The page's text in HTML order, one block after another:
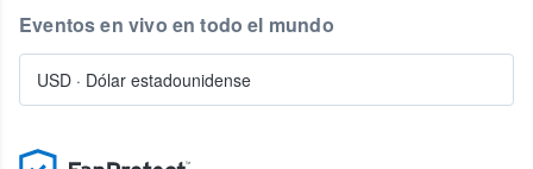
Eventos en vivo en todo el mundo
USD · Dólar estadounidense